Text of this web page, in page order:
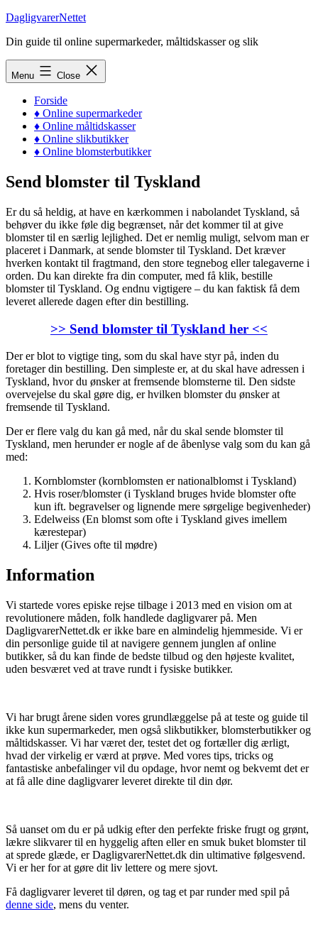
Skip
content
DagligvarerNettet
Din guide til online supermarkeder, måltidskasser og slik
Menu Close
Forside
♦ Online supermarkeder
♦ Online måltidskasser
♦ Online slikbutikker
♦ Online blomsterbutikker
Send blomster til Tyskland
Er du så heldig, at have en kærkommen i nabolandet Tyskland, så
behøver du ikke føle dig begrænset, når det kommer til at give
blomster til en særlig lejlighed. Det er nemlig muligt, selvom man er
placeret i Danmark, at sende blomster til Tyskland. Det kræver
hverken kontakt til fragtmand, den store tegnebog eller talegaverne i
orden. Du kan direkte fra din computer, med få klik, bestille
blomster til Tyskland. Og endnu vigtigere – du kan faktisk få dem
leveret allerede dagen efter din bestilling.
>> Send blomster til Tyskland her <<
Der er blot to vigtige ting, som du skal have styr på, inden du
foretager din bestilling. Den simpleste er, at du skal have adressen i
Tyskland, hvor du ønsker at fremsende blomsterne til. Den sidste
overvejelse du skal gøre dig, er hvilken blomster du ønsker at
fremsende til Tyskland.
Der er flere valg du kan gå med, når du skal sende blomster til
Tyskland, men herunder er nogle af de åbenlyse valg som du kan gå
med:
Kornblomster (kornblomsten er nationalblomst i Tyskland)
Hvis roser/blomster (i Tyskland bruges hvide blomster ofte
kun ift. begravelser og lignende mere sørgelige begivenheder)
Edelweiss (En blomst som ofte i Tyskland gives imellem
kærestepar)
Liljer (Gives ofte til mødre)
Information
Vi startede vores episke rejse tilbage i 2013 med en vision om at
revolutionere måden, folk handlede dagligvarer på. Men
DagligvarerNettet.dk er ikke bare en almindelig hjemmeside. Vi er
din personlige guide til at navigere gennem junglen af online
butikker, så du kan finde de bedste tilbud og den højeste kvalitet,
uden besværet ved at trave rundt i fysiske butikker.
Vi har brugt årene siden vores grundlæggelse på at teste og guide til
ikke kun supermarkeder, men også slikbutikker, blomsterbutikker og
måltidskasser. Vi har været der, testet det og fortæller dig ærligt,
hvad der virkelig er værd at prøve. Med vores tips, tricks og
fantastiske anbefalinger vil du opdage, hvor nemt og bekvemt det er
at få alle dine dagligvarer leveret direkte til din dør.
Så uanset om du er på udkig efter den perfekte friske frugt og grønt,
lækre slikvarer til en hyggelig aften eller en smuk buket blomster til
at sprede glæde, er DagligvarerNettet.dk din ultimative følgesvend.
Vi er her for at gøre dit liv lettere og mere sjovt.
Få dagligvarer leveret til døren, og tag et par runder med spil på
denne side, mens du venter.